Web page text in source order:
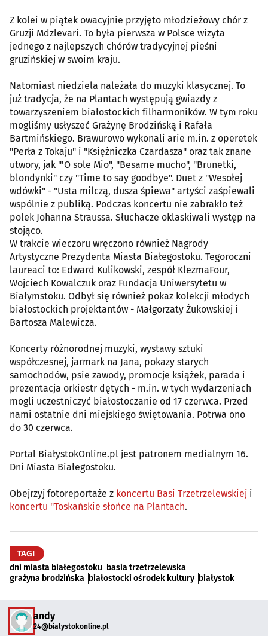
Z kolei w piątek owacyjnie przyjęto młodzieżowy chór z
Gruzji Mdzlevari. To była pierwsza w Polsce wizyta
jednego z najlepszych chórów tradycyjnej pieśni
gruzińskiej w swoim kraju.
Natomiast niedziela należała do muzyki klasycznej. To
już tradycja, że na Plantach występują gwiazdy z
towarzyszeniem białostockich filharmoników. W tym roku
mogliśmy usłyszeć Grażynę Brodzińską i Rafała
Bartmińskiego. Brawurowo wykonali arie m.in. z operetek
"Perła z Tokaju" i "Księżniczka Czardasza" oraz tak znane
utwory, jak "'O sole Mio", "Besame mucho", "Brunetki,
blondynki" czy "Time to say goodbye". Duet z "Wesołej
wdówki" - "Usta milczą, dusza śpiewa" artyści zaśpiewali
wspólnie z publiką. Podczas koncertu nie zabrakło też
polek Johanna Straussa. Słuchacze oklaskiwali występ na
stojąco.
W trakcie wieczoru wręczono również Nagrody
Artystyczne Prezydenta Miasta Białegostoku. Tegoroczni
laureaci to: Edward Kulikowski, zespół KlezmaFour,
Wojciech Kowalczuk oraz Fundacja Uniwersytetu w
Białymstoku. Odbył się również pokaz kolekcji młodych
białostockich projektantów - Małgorzaty Żukowskiej i
Bartosza Malewicza.
Koncerty różnorodnej muzyki, wystawy sztuki
współczesnej, jarmark na Jana, pokazy starych
samochodów, psie zawody, promocje książek, parada i
prezentacja orkiestr dętych - m.in. w tych wydarzeniach
mogli uczestniczyć białostoczanie od 17 czerwca. Przed
nami ostatnie dni miejskiego świętowania. Potrwa ono
do 30 czerwca.
Portal BiałystokOnline.pl jest patronem medialnym 16.
Dni Miasta Białegostoku.
Obejrzyj fotoreportaże z koncertu Basi Trzetrzelewskiej i
koncertu "Toskańskie słońce na Plantach.
TAGI
dni miasta białegostoku basia trzetrzelewska
grażyna brodzińska białostocki ośrodek kultury białystok
andy
24@bialystokonline.pl